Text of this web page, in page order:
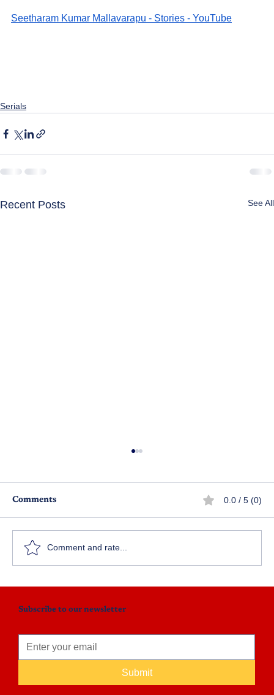
Seetharam Kumar Mallavarapu - Stories - YouTube
Serials
Recent Posts See All
ఉగాది 2026 కథల పోటీలు
Comments 0.0 / 5 (0)
Comment and rate...
Subscribe to our newsletter
Submit